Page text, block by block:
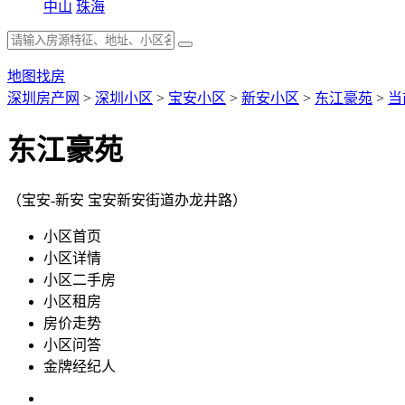
中山 珠海
地图找房
深圳房产网 > 深圳小区 > 宝安小区 > 新安小区 > 东江豪苑 >
东江豪苑
（宝安-新安 宝安新安街道办龙井路）
小区首页
小区详情
小区二手房
小区租房
房价走势
小区问答
金牌经纪人